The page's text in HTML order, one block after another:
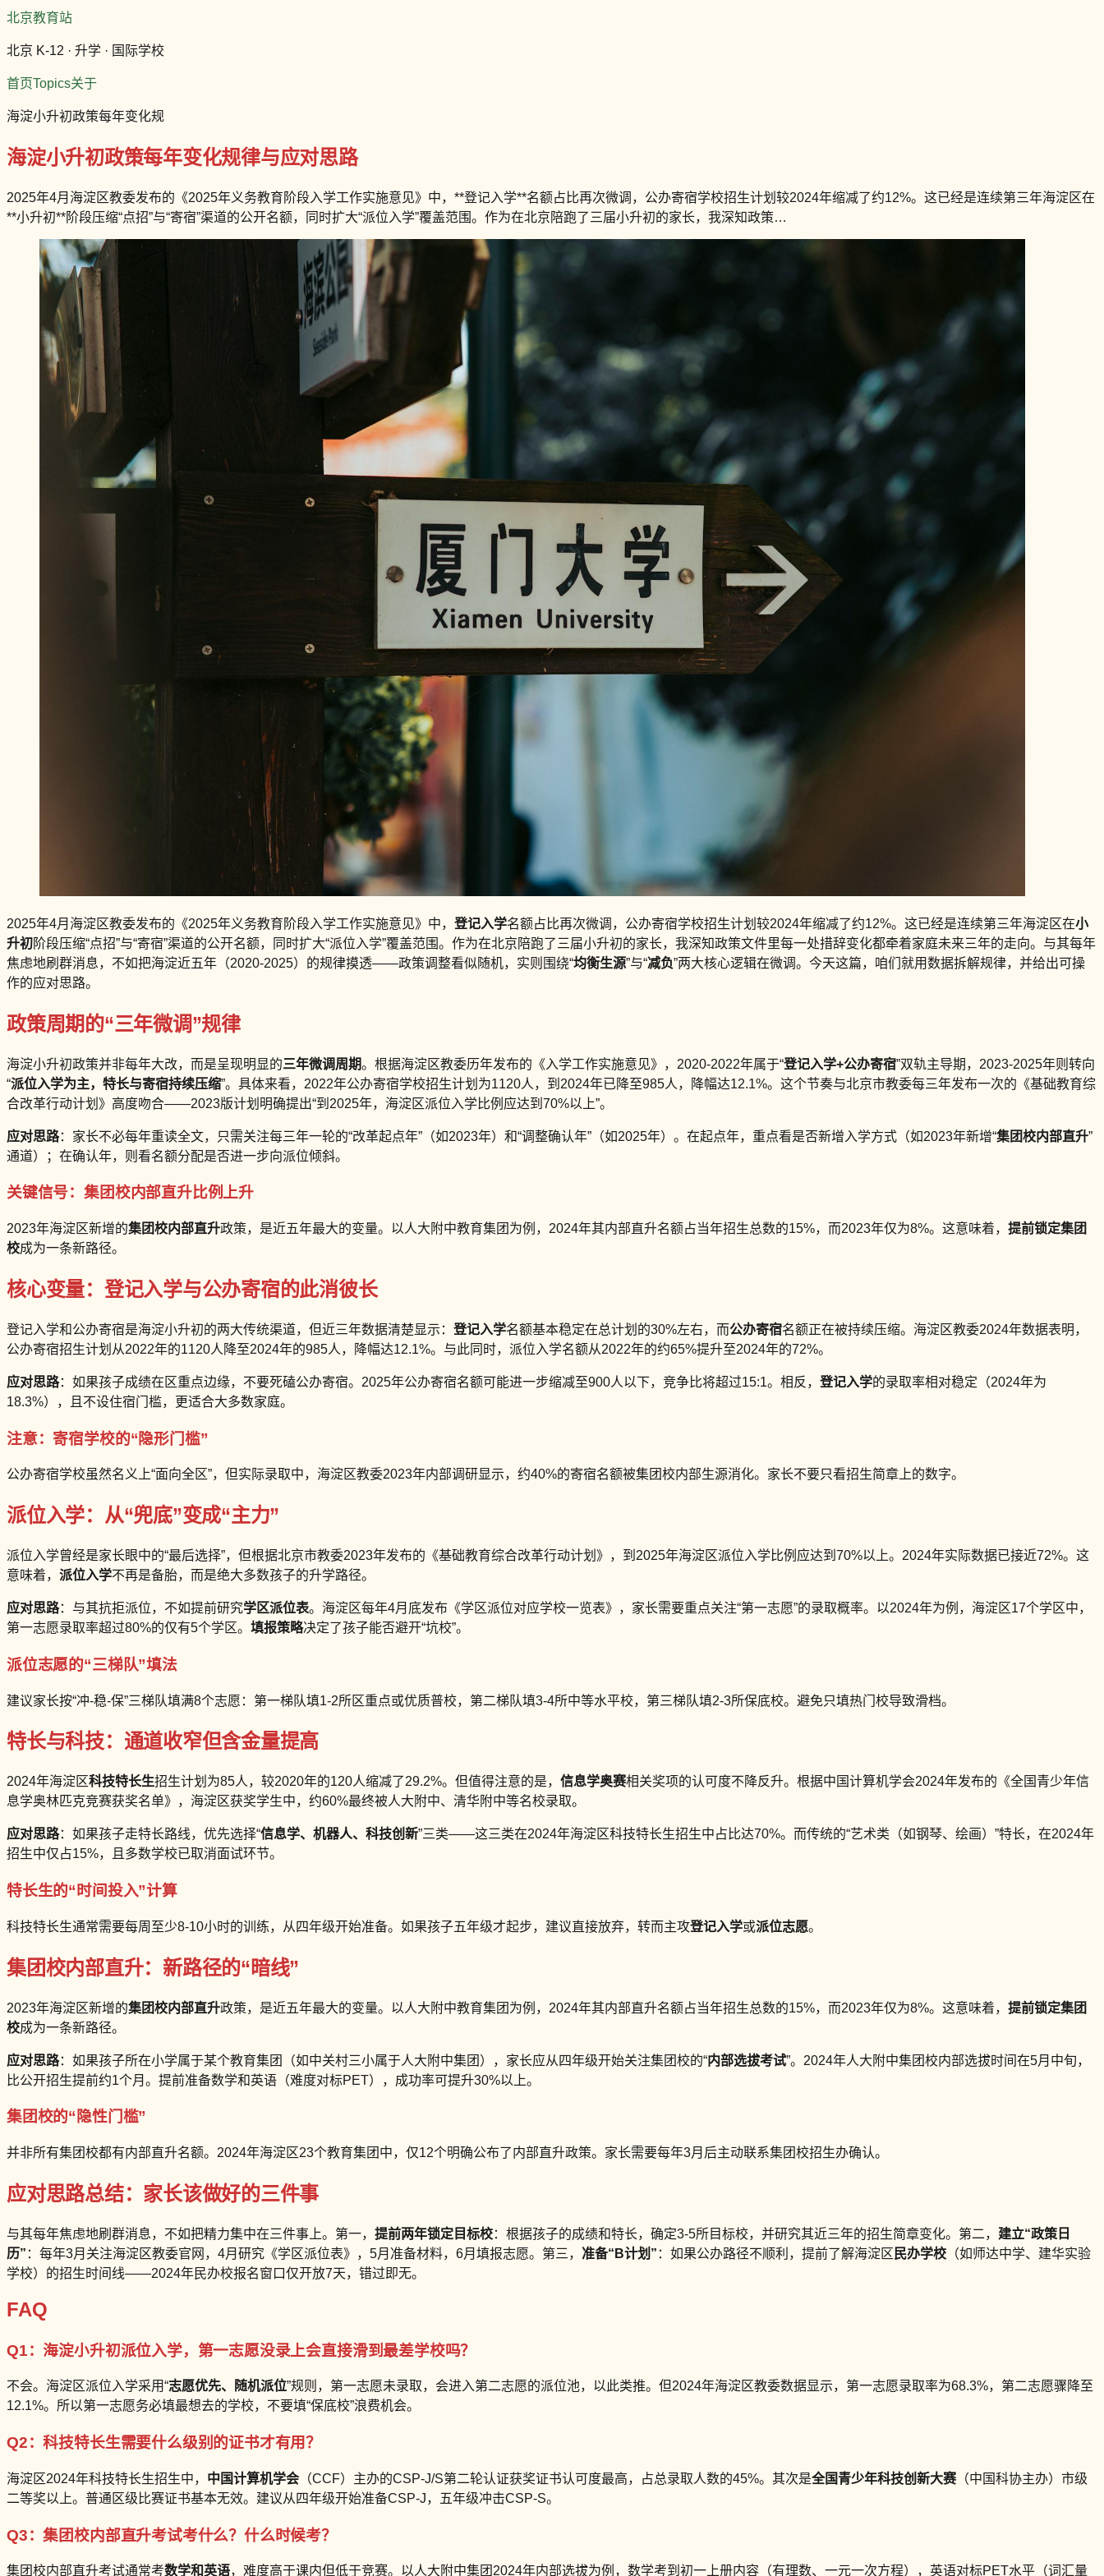
北京教育站
北京 K-12 · 升学 · 国际学校
首页Topics关于
海淀小升初政策每年变化规
海淀小升初政策每年变化规律与应对思路
2025年4月海淀区教委发布的《2025年义务教育阶段入学工作实施意见》中，**登记入学**名额占比再次微调，公办寄宿学校招生计划较2024年缩减了约12%。这已经是连续第三年海淀区在
**小升初**阶段压缩“点招”与“寄宿”渠道的公开名额，同时扩大“派位入学”覆盖范围。作为在北京陪跑了三届小升初的家长，我深知政策…
2025年4月海淀区教委发布的《2025年义务教育阶段入学工作实施意见》中， 登记入学名额占比再次微调，公办寄宿学校招生计划较2024年缩减了约12%。这已经是连续第三年海淀区在小
升初阶段压缩“点招”与“寄宿”渠道的公开名额，同时扩大“派位入学”覆盖范围。作为在北京陪跑了三届小升初的家长，我深知政策文件里每一处措辞变化都牵着家庭未来三年的走向。与其每年
焦虑地刷群消息，不如把海淀近五年（2020-2025）的规律摸透——政策调整看似随机，实则围绕“均衡生源”与“减负”两大核心逻辑在微调。今天这篇，咱们就用数据拆解规律，并给出可操
作的应对思路。
政策周期的“三年微调”规律
海淀小升初政策并非每年大改，而是呈现明显的三年微调周期。根据海淀区教委历年发布的《入学工作实施意见》，2020-2022年属于“登记入学+公办寄宿”双轨主导期，2023-2025年则转向
“派位入学为主，特长与寄宿持续压缩”。具体来看，2022年公办寄宿学校招生计划为1120人，到2024年已降至985人，降幅达12.1%。这个节奏与北京市教委每三年发布一次的《基础教育综
合改革行动计划》高度吻合——2023版计划明确提出“到2025年，海淀区派位入学比例应达到70%以上”。
应对思路：家长不必每年重读全文，只需关注每三年一轮的“改革起点年”（如2023年）和“调整确认年”（如2025年）。在起点年，重点看是否新增入学方式（如2023年新增“集团校内部直升”
通道）；在确认年，则看名额分配是否进一步向派位倾斜。
关键信号：集团校内部直升比例上升
2023年海淀区新增的集团校内部直升政策，是近五年最大的变量。以人大附中教育集团为例，2024年其内部直升名额占当年招生总数的15%，而2023年仅为8%。这意味着， 提前锁定集团
校成为一条新路径。
核心变量：登记入学与公办寄宿的此消彼长
登记入学和公办寄宿是海淀小升初的两大传统渠道，但近三年数据清楚显示： 登记入学名额基本稳定在总计划的30%左右，而公办寄宿名额正在被持续压缩。海淀区教委2024年数据表明，
公办寄宿招生计划从2022年的1120人降至2024年的985人，降幅达12.1%。与此同时，派位入学名额从2022年的约65%提升至2024年的72%。
应对思路：如果孩子成绩在区重点边缘，不要死磕公办寄宿。2025年公办寄宿名额可能进一步缩减至900人以下，竞争比将超过15:1。相反， 登记入学的录取率相对稳定（2024年为
18.3%），且不设住宿门槛，更适合大多数家庭。
注意：寄宿学校的“隐形门槛”
公办寄宿学校虽然名义上“面向全区”，但实际录取中，海淀区教委2023年内部调研显示，约40%的寄宿名额被集团校内部生源消化。家长不要只看招生简章上的数字。
派位入学：从“兜底”变成“主力”
派位入学曾经是家长眼中的“最后选择”，但根据北京市教委2023年发布的《基础教育综合改革行动计划》，到2025年海淀区派位入学比例应达到70%以上。2024年实际数据已接近72%。这
意味着， 派位入学不再是备胎，而是绝大多数孩子的升学路径。
应对思路：与其抗拒派位，不如提前研究学区派位表。海淀区每年4月底发布《学区派位对应学校一览表》，家长需要重点关注“第一志愿”的录取概率。以2024年为例，海淀区17个学区中，
第一志愿录取率超过80%的仅有5个学区。 填报策略决定了孩子能否避开“坑校”。
派位志愿的“三梯队”填法
建议家长按“冲-稳-保”三梯队填满8个志愿：第一梯队填1-2所区重点或优质普校，第二梯队填3-4所中等水平校，第三梯队填2-3所保底校。避免只填热门校导致滑档。
特长与科技：通道收窄但含金量提高
2024年海淀区科技特长生招生计划为85人，较2020年的120人缩减了29.2%。但值得注意的是， 信息学奥赛相关奖项的认可度不降反升。根据中国计算机学会2024年发布的《全国青少年信
息学奥林匹克竞赛获奖名单》，海淀区获奖学生中，约60%最终被人大附中、清华附中等名校录取。
应对思路：如果孩子走特长路线，优先选择“信息学、机器人、科技创新”三类——这三类在2024年海淀区科技特长生招生中占比达70%。而传统的“艺术类（如钢琴、绘画）”特长，在2024年
招生中仅占15%，且多数学校已取消面试环节。
特长生的“时间投入”计算
科技特长生通常需要每周至少8-10小时的训练，从四年级开始准备。如果孩子五年级才起步，建议直接放弃，转而主攻登记入学或派位志愿。
集团校内部直升：新路径的“暗线”
2023年海淀区新增的集团校内部直升政策，是近五年最大的变量。以人大附中教育集团为例，2024年其内部直升名额占当年招生总数的15%，而2023年仅为8%。这意味着， 提前锁定集团
校成为一条新路径。
应对思路：如果孩子所在小学属于某个教育集团（如中关村三小属于人大附中集团），家长应从四年级开始关注集团校的“内部选拔考试”。2024年人大附中集团校内部选拔时间在5月中旬，
比公开招生提前约1个月。提前准备数学和英语（难度对标PET），成功率可提升30%以上。
集团校的“隐性门槛”
并非所有集团校都有内部直升名额。2024年海淀区23个教育集团中，仅12个明确公布了内部直升政策。家长需要每年3月后主动联系集团校招生办确认。
应对思路总结：家长该做好的三件事
与其每年焦虑地刷群消息，不如把精力集中在三件事上。第一， 提前两年锁定目标校：根据孩子的成绩和特长，确定3-5所目标校，并研究其近三年的招生简章变化。第二， 建立“政策日
历” ：每年3月关注海淀区教委官网，4月研究《学区派位表》，5月准备材料，6月填报志愿。第三， 准备“B计划” ：如果公办路径不顺利，提前了解海淀区 民办学校 （如师达中学、建华实验
学校）的招生时间线——2024年民办校报名窗口仅开放7天，错过即无。
FAQ
Q1：海淀小升初派位入学，第一志愿没录上会直接滑到最差学校吗？
不会。海淀区派位入学采用“志愿优先、随机派位”规则，第一志愿未录取，会进入第二志愿的派位池，以此类推。但2024年海淀区教委数据显示，第一志愿录取率为68.3%，第二志愿骤降至
12.1%。所以第一志愿务必填最想去的学校，不要填“保底校”浪费机会。
Q2：科技特长生需要什么级别的证书才有用？
海淀区2024年科技特长生招生中， 中国计算机学会 （CCF）主办的CSP-J/S第二轮认证获奖证书认可度最高，占总录取人数的45%。其次是全国青少年科技创新大赛（中国科协主办）市级
二等奖以上。普通区级比赛证书基本无效。建议从四年级开始准备CSP-J，五年级冲击CSP-S。
Q3：集团校内部直升考试考什么？什么时候考？
集团校内部直升考试通常考数学和英语，难度高于课内但低于竞赛。以人大附中集团2024年内部选拔为例，数学考到初一上册内容（有理数、一元一次方程），英语对标PET水平（词汇量